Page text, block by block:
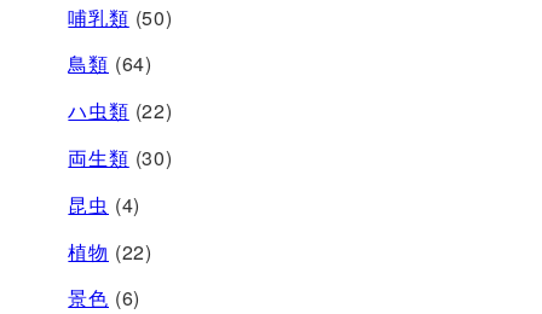
哺乳類 (50)
鳥類 (64)
ハ虫類 (22)
両生類 (30)
昆虫 (4)
植物 (22)
景色 (6)